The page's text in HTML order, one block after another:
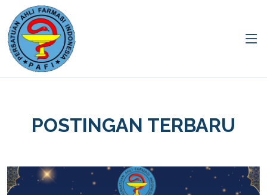
POSTINGAN TERBARU